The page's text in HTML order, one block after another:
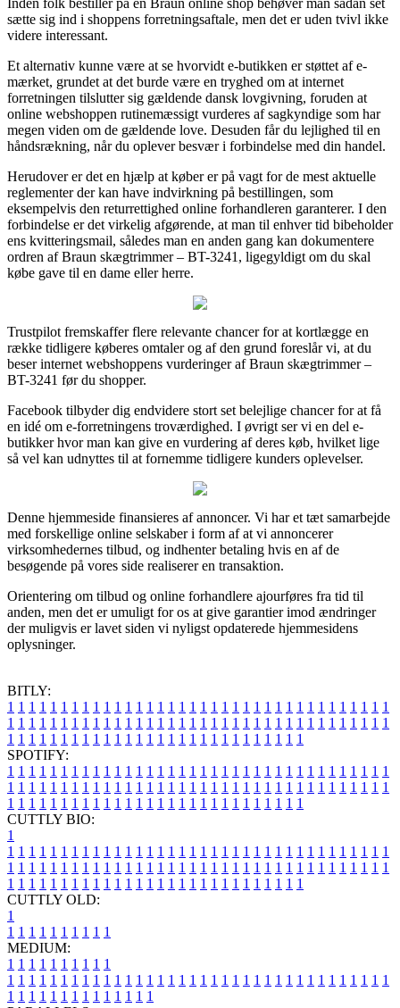
sætte sig ind i shoppens forretningsaftale, men det er uden tvivl ikke
videre interessant.
Et alternativ kunne være at se hvorvidt e-butikken er støttet af e-
mærket, grundet at det burde være en tryghed om at internet
forretningen tilslutter sig gældende dansk lovgivning, foruden at
online webshoppen rutinemæssigt vurderes af sagkyndige som har
megen viden om de gældende love. Desuden får du lejlighed til en
håndsrækning, når du oplever besvær i forbindelse med din handel.
Herudover er det en hjælp at køber er på vagt for de mest aktuelle
reglementer der kan have indvirkning på bestillingen, som
eksempelvis den returrettighed online forhandleren garanterer. I den
forbindelse er det virkelig afgørende, at man til enhver tid bibeholder
ens kvitteringsmail, således man en anden gang kan dokumentere
ordren af Braun skægtrimmer – BT-3241, ligegyldigt om du skal
købe gave til en dame eller herre.
Trustpilot fremskaffer flere relevante chancer for at kortlægge en
række tidligere køberes omtaler og af den grund foreslår vi, at du
beser internet webshoppens vurderinger af Braun skægtrimmer –
BT-3241 før du shopper.
Facebook tilbyder dig endvidere stort set belejlige chancer for at få
en idé om e-forretningens troværdighed. I øvrigt ser vi en del e-
butikker hvor man kan give en vurdering af deres køb, hvilket lige
så vel kan udnyttes til at fornemme tidligere kunders oplevelser.
Denne hjemmeside finansieres af annoncer. Vi har et tæt samarbejde
med forskellige online selskaber i form af at vi annoncerer
virksomhedernes tilbud, og indhenter betaling hvis en af de
besøgende på vores side realiserer en transaktion.
Orientering om tilbud og online forhandlere ajourføres fra tid til
anden, men det er umuligt for os at give garantier imod ændringer
der muligvis er lavet siden vi nyligst opdaterede hjemmesidens
oplysninger.
BITLY:
1 1 1 1 1 1 1 1 1 1 1 1 1 1 1 1 1 1 1 1 1 1 1 1 1 1 1 1 1 1 1 1 1 1 1 1
1 1 1 1 1 1 1 1 1 1 1 1 1 1 1 1 1 1 1 1 1 1 1 1 1 1 1 1 1 1 1 1 1 1 1 1
1 1 1 1 1 1 1 1 1 1 1 1 1 1 1 1 1 1 1 1 1 1 1 1 1 1 1 1
SPOTIFY:
1 1 1 1 1 1 1 1 1 1 1 1 1 1 1 1 1 1 1 1 1 1 1 1 1 1 1 1 1 1 1 1 1 1 1 1
1 1 1 1 1 1 1 1 1 1 1 1 1 1 1 1 1 1 1 1 1 1 1 1 1 1 1 1 1 1 1 1 1 1 1 1
1 1 1 1 1 1 1 1 1 1 1 1 1 1 1 1 1 1 1 1 1 1 1 1 1 1 1 1
CUTTLY BIO:
1
1 1 1 1 1 1 1 1 1 1 1 1 1 1 1 1 1 1 1 1 1 1 1 1 1 1 1 1 1 1 1 1 1 1 1 1
1 1 1 1 1 1 1 1 1 1 1 1 1 1 1 1 1 1 1 1 1 1 1 1 1 1 1 1 1 1 1 1 1 1 1 1
1 1 1 1 1 1 1 1 1 1 1 1 1 1 1 1 1 1 1 1 1 1 1 1 1 1 1 1
CUTTLY OLD:
1
1 1 1 1 1 1 1 1 1 1
MEDIUM:
1 1 1 1 1 1 1 1 1 1
1 1 1 1 1 1 1 1 1 1 1 1 1 1 1 1 1 1 1 1 1 1 1 1 1 1 1 1 1 1 1 1 1 1 1 1
1 1 1 1 1 1 1 1 1 1 1 1 1 1